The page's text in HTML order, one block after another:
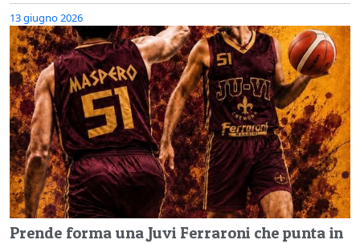
13 giugno 2026
Prende forma una Juvi Ferraroni che punta in